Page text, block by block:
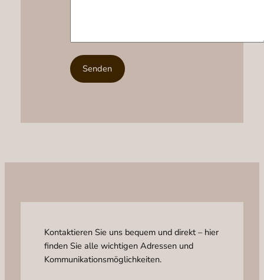
Kontaktieren Sie uns bequem und direkt – hier
finden Sie alle wichtigen Adressen und
Kommunikationsmöglichkeiten.